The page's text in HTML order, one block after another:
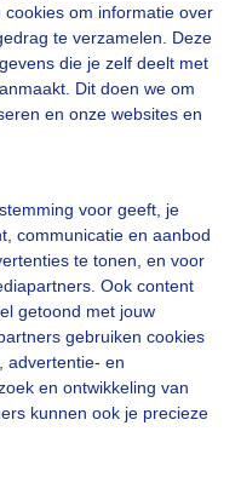
om informatie over
te verzamelen. Deze
die je zelf deelt met
Dit doen we om
en onze websites en
voor geeft, je
communicatie en aanbod
te tonen, en voor
Ook content
getoond met jouw
gebruiken cookies
advertentie- en
en ontwikkeling van
kunnen ook je precieze